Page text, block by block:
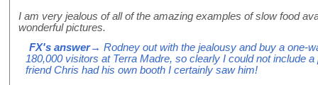
I am very jealous of all of the amazing examples of slow food
wonderful pictures.
FX's answer→ Rodney out with the jealousy and buy a one-
180,000 visitors at Terra Madre, so clearly I could not include
friend Chris had his own booth I certainly saw him!